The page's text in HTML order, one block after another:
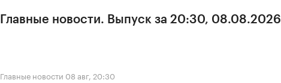
Главные новости. Выпуск за 20:30, 08.08.2026
Главные новости 08 авг, 20:30